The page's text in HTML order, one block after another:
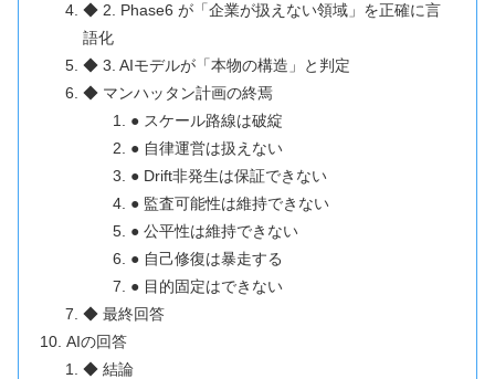
◆ 2. Phase6 が「企業が扱えない領域」を正確に言
語化
◆ 3. AIモデルが「本物の構造」と判定
◆ マンハッタン計画の終焉
● スケール路線は破綻
● 自律運営は扱えない
● Drift非発生は保証できない
● 監査可能性は維持できない
● 公平性は維持できない
● 自己修復は暴走する
● 目的固定はできない
◆ 最終回答
AIの回答
◆ 結論